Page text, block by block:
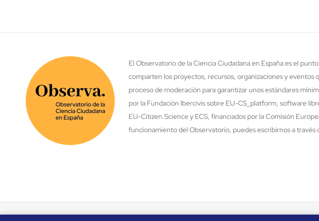
El Observatorio de la Ciencia Ciudadana en España es el
comparten los proyectos, recursos, organizaciones y eventos
proceso de moderación para garantizar unos estándares
por la Fundación Ibercivis sobre EU-CS_platform, software
EU-Citizen.Science y ECS, financiados por la Comisión
funcionamiento del Observatorio, puedes escribirnos a